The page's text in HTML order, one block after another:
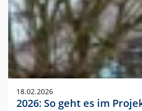
18.02.2026
2026: So geht es im